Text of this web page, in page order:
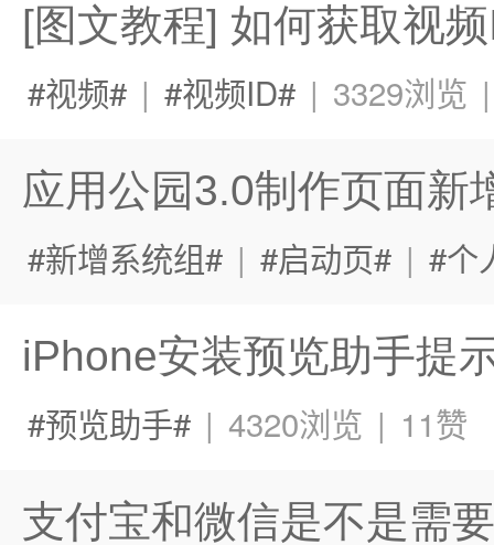
[图文教程] 如何获取视
视频 | 视频ID | 3329浏览
应用公园3.0制作页面新
新增系统组 | 启动页 | 个
iPhone安装预览助手提
预览助手 | 4320浏览 | 11赞
支付宝和微信是不是需